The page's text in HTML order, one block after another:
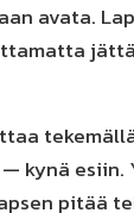
avata.
kynä
pitää